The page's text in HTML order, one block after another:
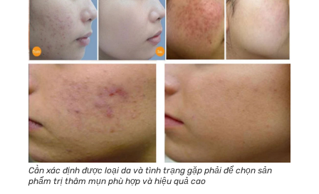
Cần xác định được loại da và tình trạng gặp phải để chọn sản
phẩm trị thâm mụn phù hợp và hiệu quả cao